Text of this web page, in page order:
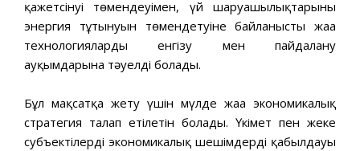
қажетсінуі төмендеуімен, үй шаруашылықтарының
энергия тұтынуын төмендетуіне байланысты жаңа
технологияларды енгізу мен пайдалану
ауқымдарына тәуелді болады.
Бұл мақсатқа жету үшін мүлде жаңа экономикалық
стратегия талап етілетін болады. Үкімет пен жеке
субъектілердің экономикалық шешімдерді қабылдауы